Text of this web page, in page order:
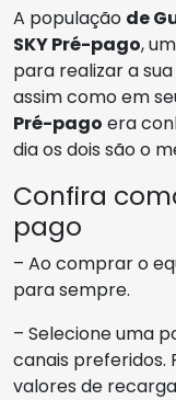
A população de
SKY Pré-pago,
para realizar a
assim como em
Pré-pago era
dia os dois são o
Confira
pago
– Ao comprar o
para sempre.
– Selecione uma
canais preferidos.
valores de